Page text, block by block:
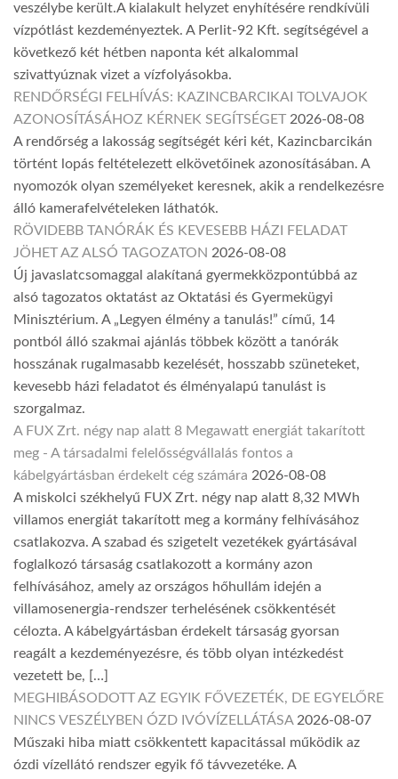
veszélybe került.A kialakult helyzet enyhítésére rendkívüli
vízpótlást kezdeményeztek. A Perlit-92 Kft. segítségével a
következő két hétben naponta két alkalommal
szivattyúznak vizet a vízfolyásokba.
RENDŐRSÉGI FELHÍVÁS: KAZINCBARCIKAI TOLVAJOK
AZONOSÍTÁSÁHOZ KÉRNEK SEGÍTSÉGET 2026-08-08
A rendőrség a lakosság segítségét kéri két, Kazincbarcikán
történt lopás feltételezett elkövetőinek azonosításában. A
nyomozók olyan személyeket keresnek, akik a rendelkezésre
álló kamerafelvételeken láthatók.
RÖVIDEBB TANÓRÁK ÉS KEVESEBB HÁZI FELADAT
JÖHET AZ ALSÓ TAGOZATON 2026-08-08
Új javaslatcsomaggal alakítaná gyermekközpontúbbá az
alsó tagozatos oktatást az Oktatási és Gyermekügyi
Minisztérium. A „Legyen élmény a tanulás!” című, 14
pontból álló szakmai ajánlás többek között a tanórák
hosszának rugalmasabb kezelését, hosszabb szüneteket,
kevesebb házi feladatot és élményalapú tanulást is
szorgalmaz.
A FUX Zrt. négy nap alatt 8 Megawatt energiát takarított
meg - A társadalmi felelősségvállalás fontos a
kábelgyártásban érdekelt cég számára 2026-08-08
A miskolci székhelyű FUX Zrt. négy nap alatt 8,32 MWh
villamos energiát takarított meg a kormány felhívásához
csatlakozva. A szabad és szigetelt vezetékek gyártásával
foglalkozó társaság csatlakozott a kormány azon
felhívásához, amely az országos hőhullám idején a
villamosenergia-rendszer terhelésének csökkentését
célozta. A kábelgyártásban érdekelt társaság gyorsan
reagált a kezdeményezésre, és több olyan intézkedést
vezetett be, […]
MEGHIBÁSODOTT AZ EGYIK FŐVEZETÉK, DE EGYELŐRE
NINCS VESZÉLYBEN ÓZD IVÓVÍZELLÁTÁSA 2026-08-07
Műszaki hiba miatt csökkentett kapacitással működik az
ózdi vízellátó rendszer egyik fő távvezetéke. A